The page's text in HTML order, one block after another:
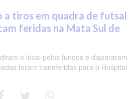
a tiros em quadra de futsal
feridas na Mata Sul de
o local pelos fundos e dispararam
foram transferidas para o Hospital